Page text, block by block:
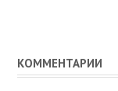
КОММЕНТАРИИ